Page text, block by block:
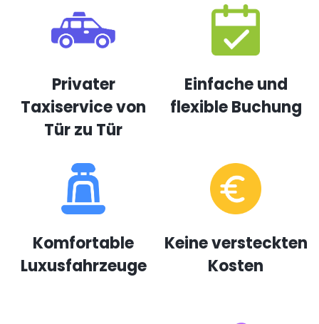
Privater
Taxiservice von
Tür zu Tür
Einfache und
flexible Buchung
Komfortable
Luxusfahrzeuge
Keine versteckten
Kosten